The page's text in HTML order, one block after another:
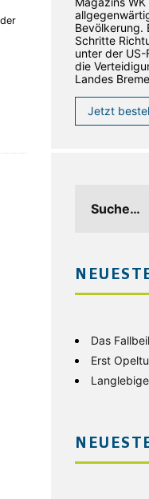
Bevölkerung.
Schritte
unter der US-
die
Landes
Jetzt
Das
Erst